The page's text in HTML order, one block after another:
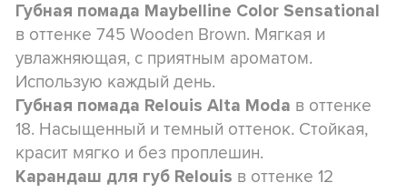
Губная помада Maybelline Color Sensational
в оттенке 745 Wooden Brown. Мягкая и
увлажняющая, с приятным ароматом.
Использую каждый день.
Губная помада Relouis Alta Moda в оттенке
18. Насыщенный и темный оттенок. Стойкая,
красит мягко и без проплешин.
Карандаш для губ Relouis в оттенке 12